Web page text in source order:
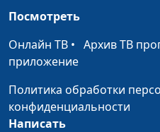
Посмотреть
Онлайн ТВ • Архив ТВ
приложение
Политика обработки
конфиденциальности
Написать